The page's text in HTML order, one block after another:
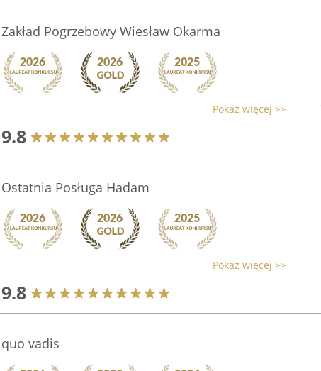
Zakład Pogrzebowy Wiesław Okarma
Pokaż więcej >>
9.8
Ostatnia Posługa Hadam
Pokaż więcej >>
9.8
quo vadis